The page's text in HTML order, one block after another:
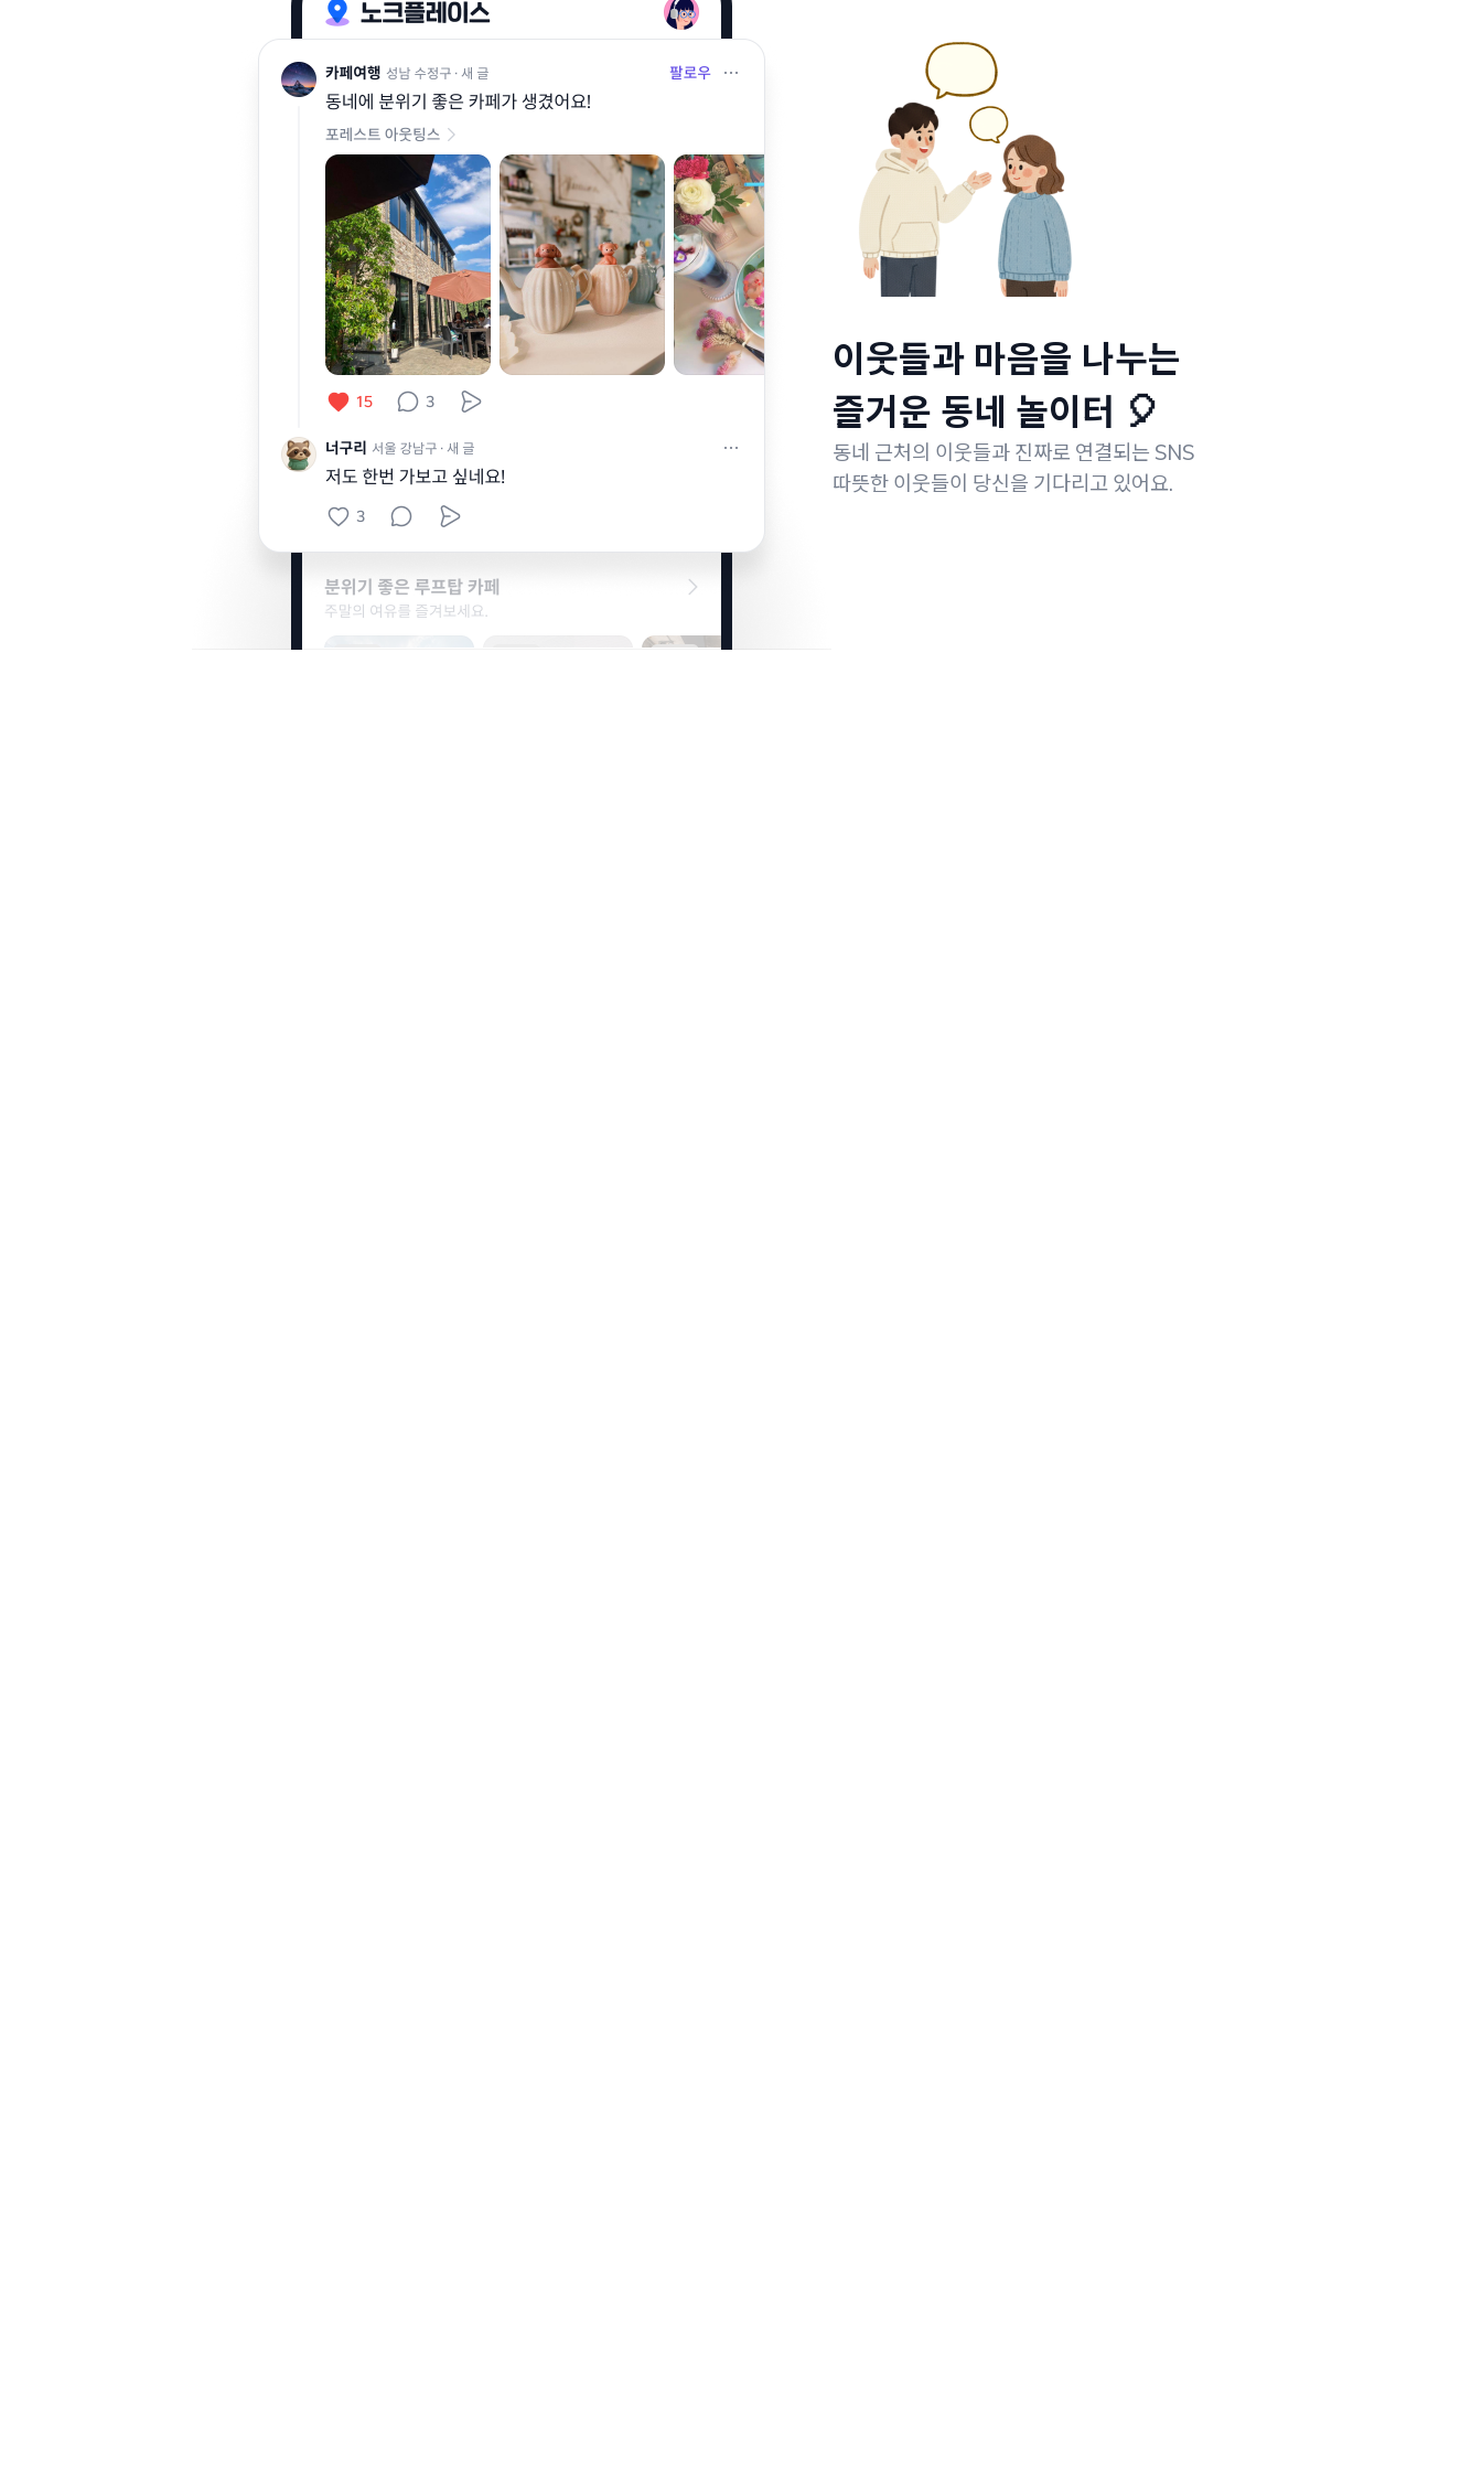
이웃들과 마음을 나누는
즐거운 동네 놀이터 🎈
동네 근처의 이웃들과 진짜로 연결되는 SNS
따뜻한 이웃들이 당신을 기다리고 있어요.